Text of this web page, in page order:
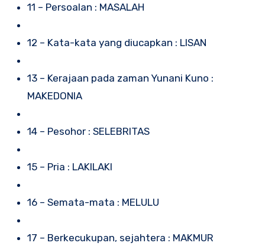
11 – Persoalan : MASALAH
12 – Kata-kata yang diucapkan : LISAN
13 – Kerajaan pada zaman Yunani Kuno :
MAKEDONIA
14 – Pesohor : SELEBRITAS
15 – Pria : LAKILAKI
16 – Semata-mata : MELULU
17 – Berkecukupan, sejahtera : MAKMUR